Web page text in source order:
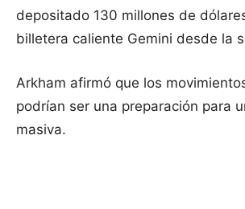
depositado 130 millones de
billetera caliente Gemini desde la
Arkham afirmó que los
podrían ser una preparación para
masiva.